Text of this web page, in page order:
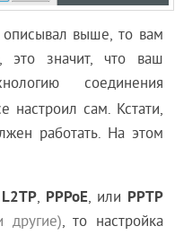
описывал выше, то вам
это значит, что ваш
соединения
настроил сам. Кстати,
работать. На этом
L2TP, PPPoE, или PPTP
другие), то настройка